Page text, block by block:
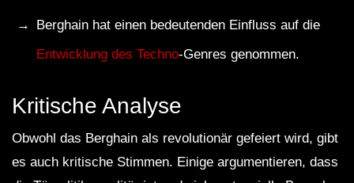
Berghain hat einen bedeutenden Einfluss auf die
Entwicklung des Techno-Genres genommen.
Kritische Analyse
Obwohl das Berghain als revolutionär gefeiert wird, gibt
es auch kritische Stimmen. Einige argumentieren, dass